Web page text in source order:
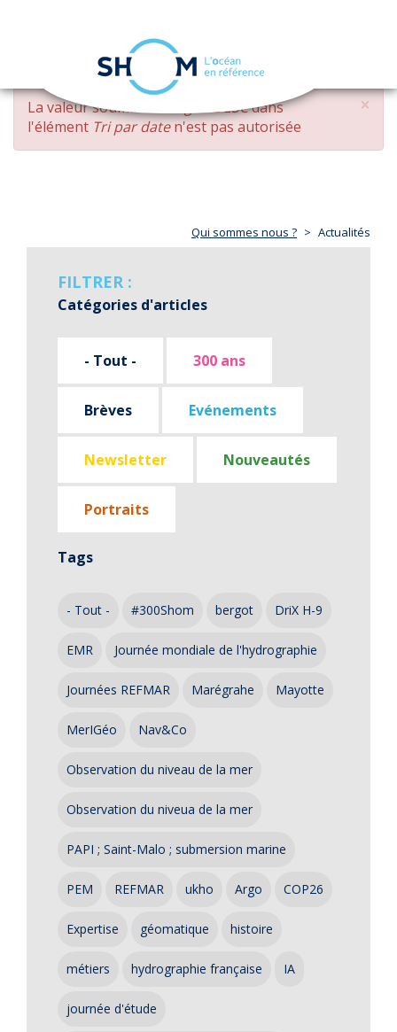
Aller
contenu
principal
navigation
×
MESSAGE
D'ERREUR
La valeur soumise changed DESCdans
l'élément Tri par daten'est pas autorisée
Qui sommes nous ? Actualités
FILTRER :
Catégories d'articles
- Tout - 300 ans
Brèves Evénements
Newsletter Nouveautés
Portraits
Tags
- Tout - #300Shom bergot DriX H-9
EMR Journée mondiale de l'hydrographie
Journées REFMAR Marégrahe Mayotte
MerIGéo Nav&Co
Observation du niveau de la mer
Observation du niveua de la mer
PAPI ; Saint-Malo ; submersion marine
PEM REFMAR ukho Argo COP26
Expertise géomatique histoire
métiers hydrographie française IA
journée d'étude